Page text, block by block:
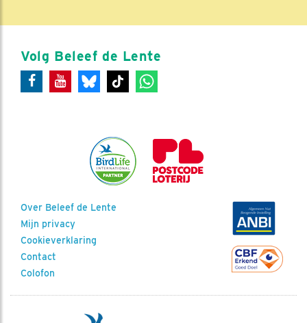
Volg Beleef de Lente
Over Beleef de Lente
Mijn privacy
Cookieverklaring
Contact
Colofon